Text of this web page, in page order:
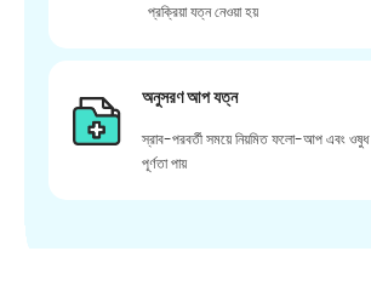
প্রক্রিয়া যত্ন নেওয়া হয়
অনুসরণ আপ যত্ন
স্রাব-পরবর্তী সময়ে নিয়মিত ফলো-আপ এবং ওষুধ
পূর্ণতা পায়